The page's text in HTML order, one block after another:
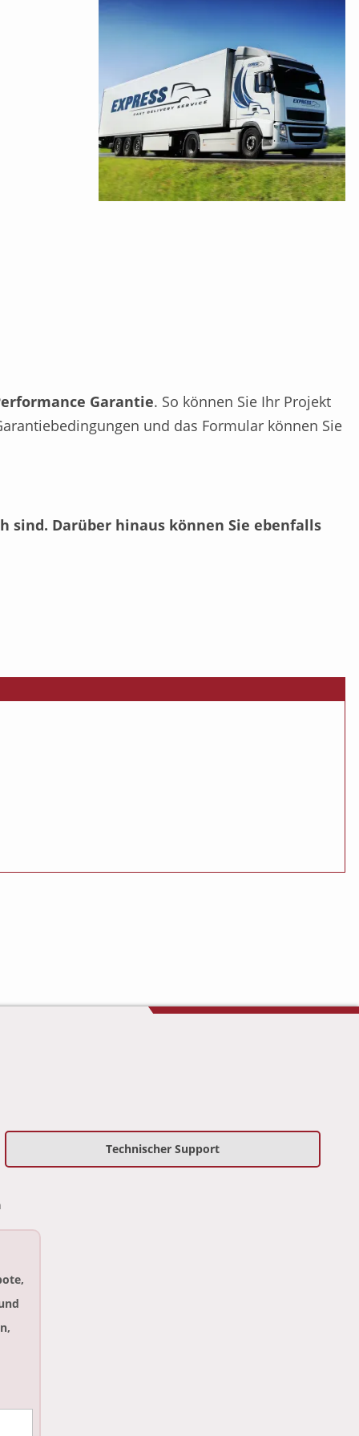
Garantie. So können Sie Ihr Projekt
und das Formular können Sie
sind. Darüber hinaus können Sie ebenfalls
Technischer Support